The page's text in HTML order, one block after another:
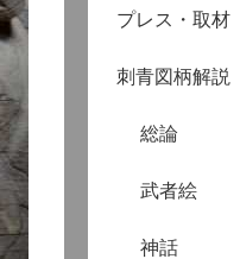
プレス・取材
刺青図柄解説
総論
武者絵
神話